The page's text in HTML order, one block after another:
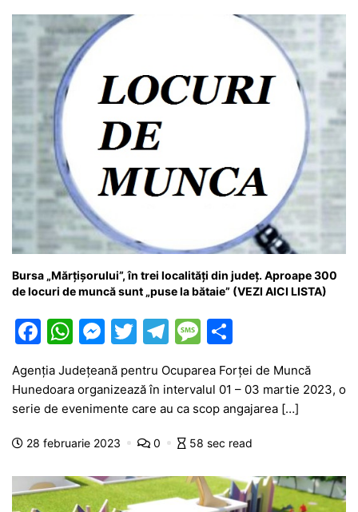
Bursa „Mărțișorului”, în trei localități din județ. Aproape 300
de locuri de muncă sunt „puse la bătaie” (VEZI AICI LISTA)
F
c
e
b
o
o
W
at
s
A
p
p
M
s
s
e
n
g
T
itt
er
T
e
gr
a
m
M
s
s
a
g
e
ta
je
a
z
ă
Agenția Județeană pentru Ocuparea Forței de Muncă
Hunedoara organizează în intervalul 01 – 03 martie 2023, o
serie de evenimente care au ca scop angajarea […]
28 februarie 2023 0 58 sec read